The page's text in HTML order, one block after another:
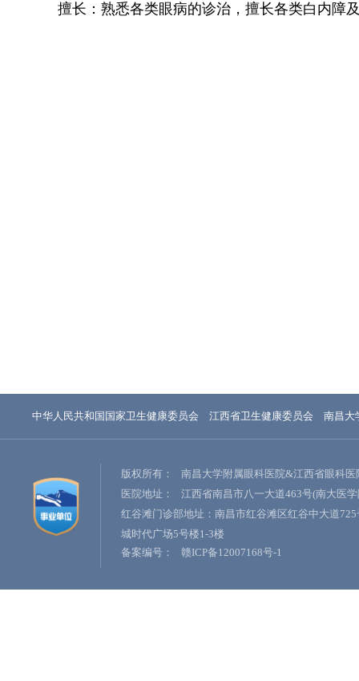
擅长：熟悉各类眼病的诊治，擅长各类白内障
中华人民共和国国家卫生健康委员会 江西省卫生健康委员会 南昌大
版权所有：
南昌大学附属眼科医院&江西省眼科医
医院地址：
江西省南昌市八一大道463号(南大医
红谷滩门诊部地址：南昌市红谷滩区红谷中大道725
城时代广场5号楼1-3楼
备案编号：
赣ICP备12007168号-1